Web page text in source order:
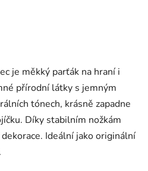
je měkký parťák na hraní i
přírodní látky s jemným
tónech, krásně zapadne
Díky stabilním nožkám
Ideální jako originální